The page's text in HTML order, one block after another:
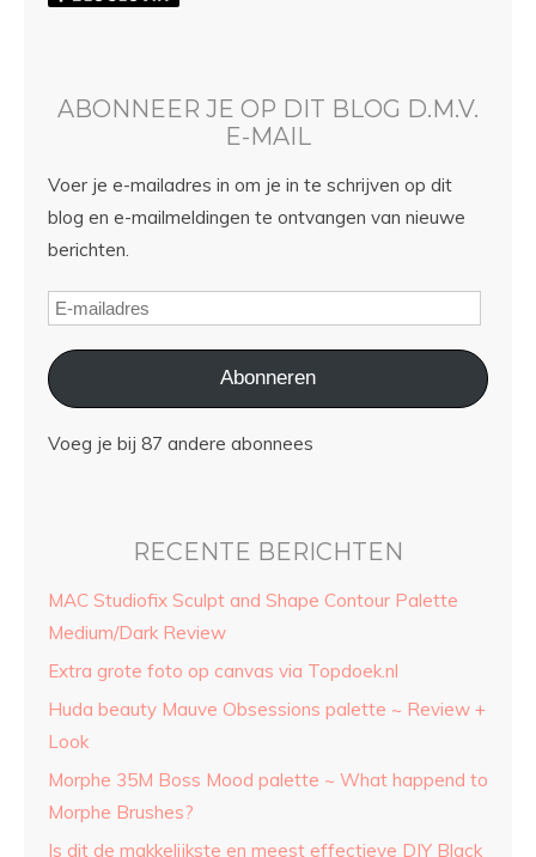
ABONNEER JE OP DIT BLOG D.M.V.
E-MAIL
Voer je e-mailadres in om je in te schrijven op dit
blog en e-mailmeldingen te ontvangen van nieuwe
berichten.
Abonneren
Voeg je bij 87 andere abonnees
RECENTE BERICHTEN
MAC Studiofix Sculpt and Shape Contour Palette
Medium/Dark Review
Extra grote foto op canvas via Topdoek.nl
Huda beauty Mauve Obsessions palette ~ Review +
Look
Morphe 35M Boss Mood palette ~ What happend to
Morphe Brushes?
Is dit de makkelijkste en meest effectieve DIY Black